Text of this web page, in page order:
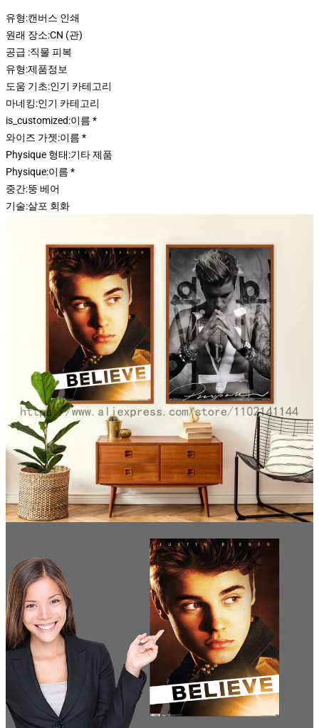
유형:캔버스 인쇄
원래 장소:CN (관)
공급 :직물 피복
유형:제품정보
도움 기초:인기 카테고리
마네킹:인기 카테고리
is_customized:이름 *
와이즈 가젯:이름 *
Physique 형태:기타 제품
Physique:이름 *
중간:뚱 베어
기술:살포 회화